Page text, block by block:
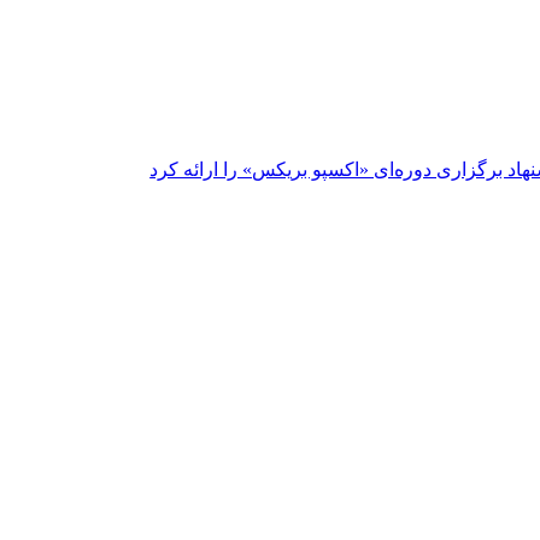
برگزاری دوره‌ای «اکسپو بریکس» را ارائه کرد